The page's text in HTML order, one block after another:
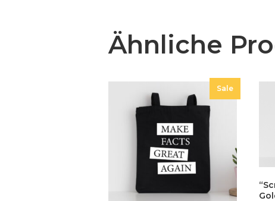
Ähnliche
Sale